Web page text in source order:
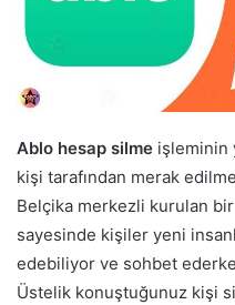
Ablo hesap silme işleminin
kişi tarafından merak
Belçika merkezli kurulan
sayesinde kişiler yeni
edebiliyor ve sohbet
Üstelik konuştuğunuz kişi